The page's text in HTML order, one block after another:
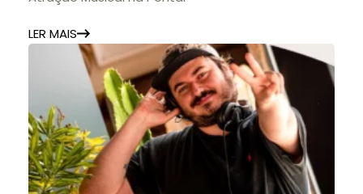
LER MAIS